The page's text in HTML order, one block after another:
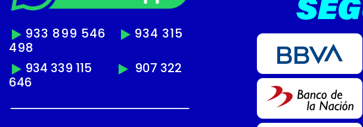
933 899 546
934 315
498
934 339 115
907 322
646